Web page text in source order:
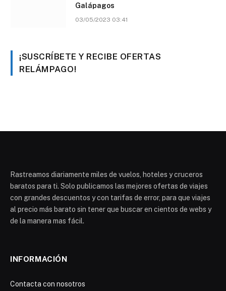
Galápagos
03/05/2023 03:41
¡SUSCRÍBETE Y RECIBE OFERTAS
RELÁMPAGO!
Rastreamos diariamente miles de vuelos, hoteles y cruceros
baratos para ti. Solo publicamos las mejores ofertas de viajes
con grandes descuentos y con tarifas de error, para que viajes
al precio más barato sin tener que buscar en cientos de webs y
de la manera mas fácil.
INFORMACIÓN
Contacta con nosotros